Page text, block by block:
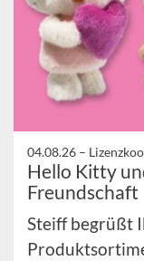
04.08.26 –
Hello Kitty
Freundschaft
Steiff begrüßt